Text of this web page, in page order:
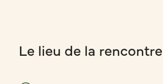
Le lieu de la rencontre